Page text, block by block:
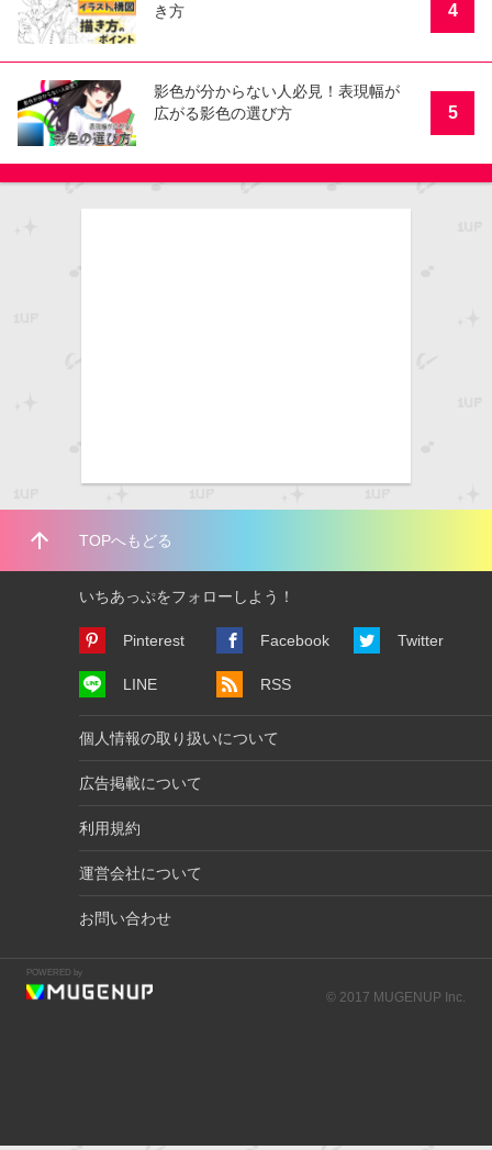
き方
4
影色が分からない人必見！表現幅が
広がる影色の選び方
5
arrow_upward TOPへもどる
いちあっぷをフォローしよう！
Pinterest Facebook Twitter
LINE RSS
個人情報の取り扱いについて
広告掲載について
利用規約
運営会社について
お問い合わせ
POWERED by
© 2017 MUGENUP Inc.